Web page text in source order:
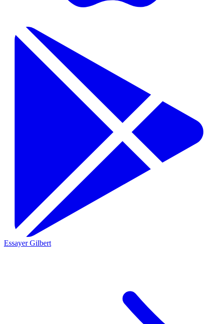
Essayer Gilbert